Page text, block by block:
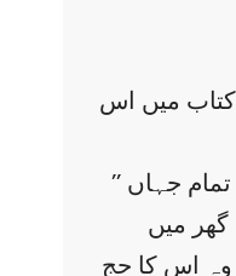
کتاب میں اس
’’ بلا شبہ سب سے پہلا گھر ( عبادت گاہ) جو لوگوں کے لیے تعمیر کیا گیا وہی ہے جو مکہ مکرمہ میں واقع ہے ، یہ گھر با برکت ہے اور تمام جہاں
میں
وہ اس کا حج